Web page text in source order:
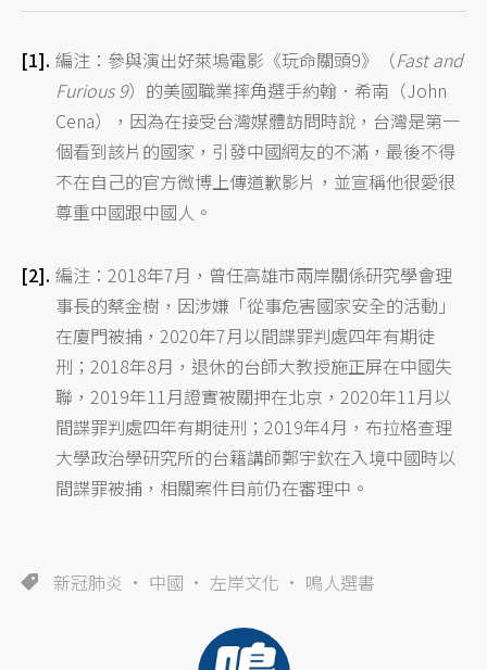
編注：參與演出好萊塢電影《玩命關頭9》（Fast and
Furious 9）的美國職業摔角選手約翰．希南（John
Cena），因為在接受台灣媒體訪問時說，台灣是第一
個看到該片的國家，引發中國網友的不滿，最後不得
不在自己的官方微博上傳道歉影片，並宣稱他很愛很
尊重中國跟中國人。
編注：2018年7月，曾任高雄市兩岸關係研究學會理
事長的蔡金樹，因涉嫌「從事危害國家安全的活動」
在廈門被捕，2020年7月以間諜罪判處四年有期徒
刑；2018年8月，退休的台師大教授施正屏在中國失
聯，2019年11月證實被關押在北京，2020年11月以
間諜罪判處四年有期徒刑；2019年4月，布拉格查理
大學政治學研究所的台籍講師鄭宇欽在入境中國時以
間諜罪被捕，相關案件目前仍在審理中。
新冠肺炎 中國 左岸文化 鳴人選書